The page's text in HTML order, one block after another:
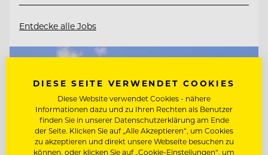
Entdecke alle Jobs
DIESE SEITE VERWENDET COOKIES
Diese Website verwendet Cookies - nähere
Informationen dazu und zu Ihren Rechten als Benutzer
finden Sie in unserer Datenschutzerklärung am Ende
der Seite. Klicken Sie auf „Alle Akzeptieren“, um Cookies
zu akzeptieren und direkt unsere Webseite besuchen zu
können, oder klicken Sie auf „Cookie-Einstellungen“, um